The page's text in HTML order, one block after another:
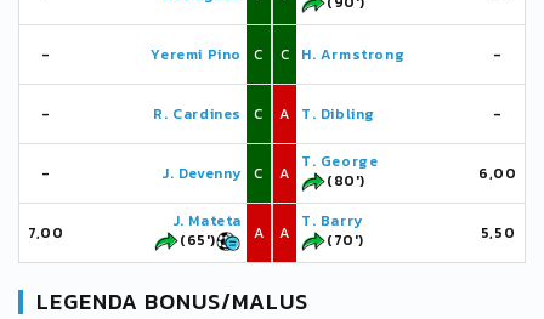
- Yeremi Pino C
- R. Cardines C
- J. Devenny C
7,00
J. Mateta
(65')
A
C H. Armstrong -
A T. Dibling -
A
T. George
(80')
6,00
A
T. Barry
(70')
5,50
LEGENDA BONUS/MALUS